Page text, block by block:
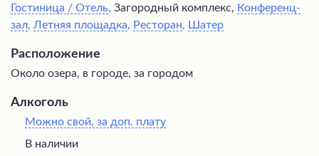
Гостиница / Отель, Загородный комплекс, Конференц-
зал, Летняя площадка, Ресторан, Шатер
Расположение
Около озера, в городе, за городом
Алкоголь
Можно свой, за доп. плату
В наличии